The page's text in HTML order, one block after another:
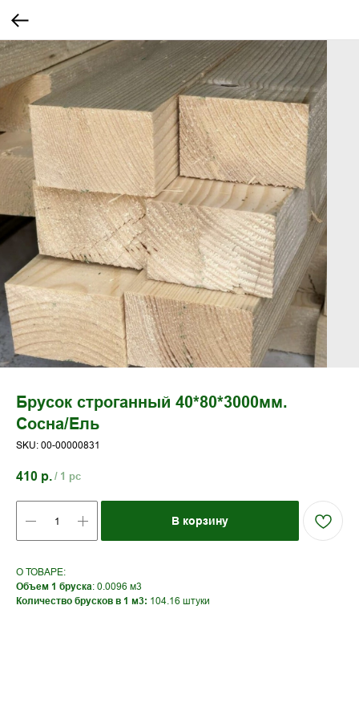
Брусок строганный 40*80*3000мм.
Сосна/Ель
SKU: 00-00000831
410 р./ 1 pc
В корзину
О ТОВАРЕ:
Объем 1 бруска: 0.0096 м3
Количество брусков в 1 м3: 104.16 штуки